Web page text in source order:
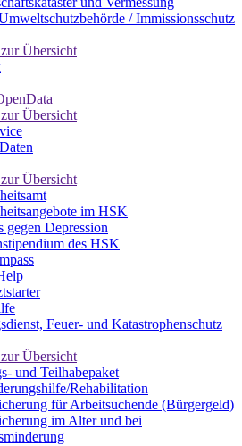
/ Immissionsschutz
Übersicht
Übersicht
Übersicht
im HSK
gegen Depression
des HSK
Feuer- und Katastrophenschutz
Übersicht
und Teilhabepaket
Rehabilitation
für Arbeitsuchende (Bürgergeld)
im Alter und bei